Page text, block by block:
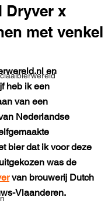
Dryver x
met venkel
en
heb ik een
van een
Nederlandse
bier dat ik voor deze
was de
van brouwerij Dutch
Vlaanderen.